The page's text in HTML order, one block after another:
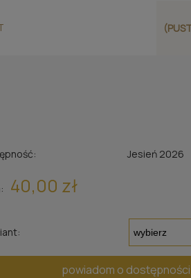
Jesień 2026
40,00 zł
powiadom o dostępności